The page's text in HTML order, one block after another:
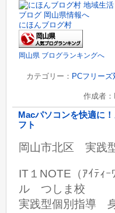
にほんブログ村
岡山県 ブログランキングへ
カテゴリー： PCフリーズ
作成者
Macパソコンを快適に
フト
岡山市北区 実践
IT１NOTE（ｱｲﾃｨ
ル つしま校
実践型個別指導